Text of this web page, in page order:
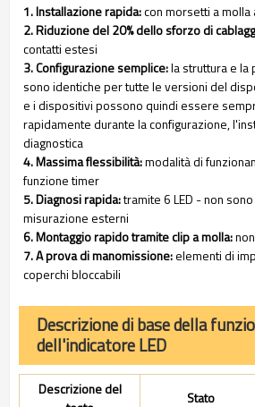
1. Installazione rapida:con morsetti a molla
2. Riduzione del 20% dello sforzo di
contatti estesi
3. Configurazione semplice:la struttura e la
sono identiche per tutte le versioni del
e i dispositivi possono quindi essere
rapidamente durante la configurazione,
diagnostica
4. Massima flessibilità:modalità di
funzione timer
5. Diagnosi rapida:tramite 6 LED - non
misurazione esterni
6. Montaggio rapido tramite clip a molla:
7. A prova di manomissione:elementi di
coperchi bloccabili
Descrizione di base della
dell'indicatore LED
Descrizione del
Stato